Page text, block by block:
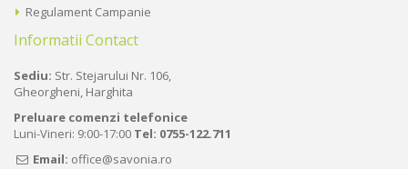
Regulament Campanie
Informatii Contact
Sediu: Str. Stejarului Nr. 106,
Gheorgheni, Harghita
Preluare comenzi telefonice
Luni-Vineri: 9:00-17:00 Tel: 0755-122.711
Email: office@savonia.ro